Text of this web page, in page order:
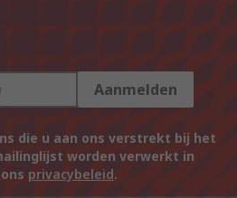
Aanmelden
die u aan ons verstrekt bij het
worden verwerkt in
privacybeleid.